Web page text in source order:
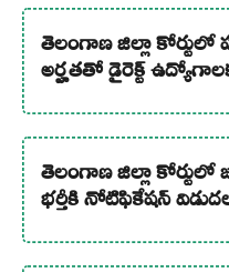
తెలంగాణ జిల్లా కోర్టులో
అర్హతతో డైరెక్ట్
తెలంగాణ జిల్లా
భర్తీకి నోటిఫికేషన్